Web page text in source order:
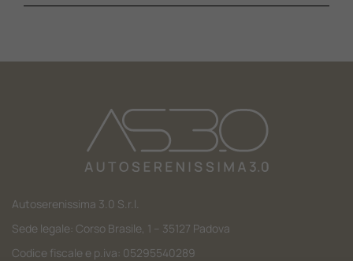
Autoserenissima 3.0 S.r.l.
Sede legale: Corso Brasile, 1 – 35127 Padova
Codice fiscale e p.iva: 05295540289